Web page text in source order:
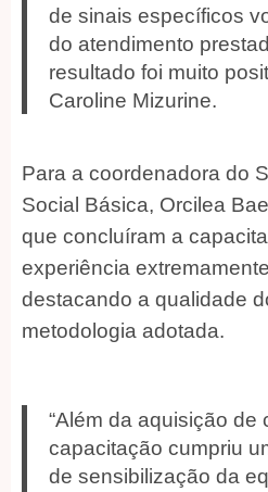
de sinais específicos
do atendimento
resultado foi muito
Caroline Mizurine.
Para a coordenadora do
Social Básica, Orcilea
que concluíram a
experiência
destacando a qualidade
metodologia adotada.
“Além da aquisição de
capacitação cumpriu
de sensibilização da